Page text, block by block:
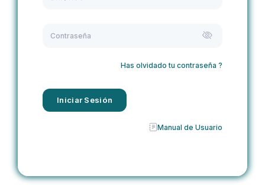
Has olvidado tu contraseña ?
Iniciar Sesión
Manual de Usuario